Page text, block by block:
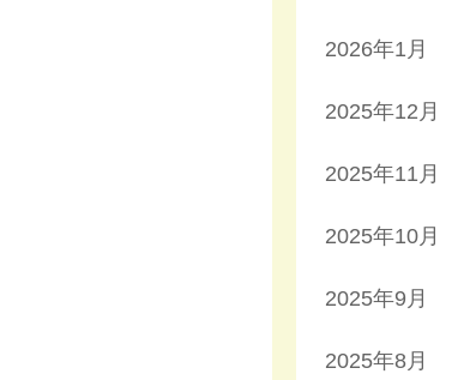
2026年1月
2025年12月
2025年11月
2025年10月
2025年9月
2025年8月